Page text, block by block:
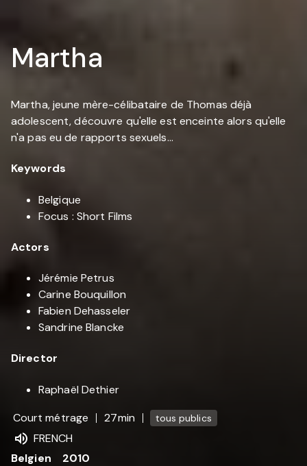
Martha
Martha, jeune mère-célibataire de Thomas déjà
adolescent, découvre qu'elle est enceinte alors qu'elle
n'a pas eu de rapports sexuels...
Keywords
Belgique
Focus : Short Films
Actors
Jérémie Petrus
Carine Bouquillon
Fabien Dehasseler
Sandrine Blancke
Director
Raphaël Dethier
Court métrage
27min tous publics
FRENCH
Belgien
2010